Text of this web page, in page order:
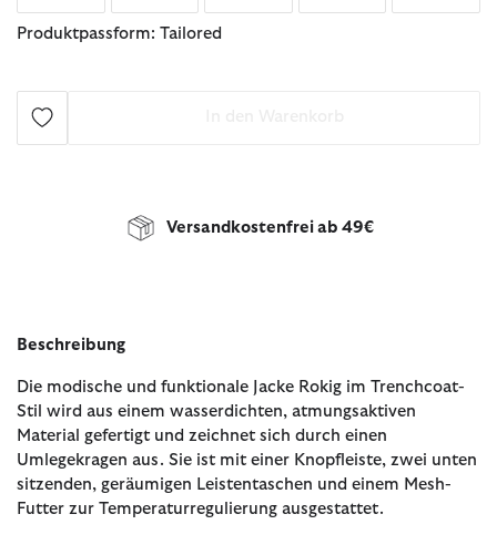
Produktpassform: Tailored
Versandkostenfrei ab 49€
Beschreibung
Die modische und funktionale Jacke Rokig im Trenchcoat-
Stil wird aus einem wasserdichten, atmungsaktiven
Material gefertigt und zeichnet sich durch einen
Umlegekragen aus. Sie ist mit einer Knopfleiste, zwei unten
sitzenden, geräumigen Leistentaschen und einem Mesh-
Futter zur Temperaturregulierung ausgestattet.